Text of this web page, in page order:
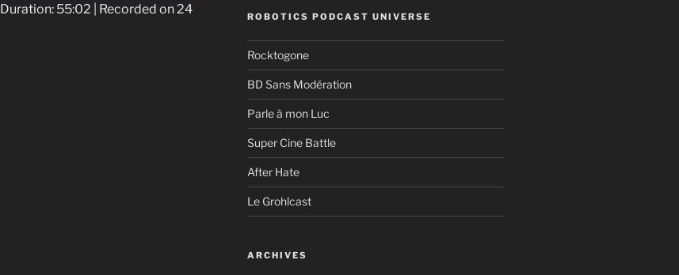
Duration: 55:02
Recorded on 24
ROBOTICS PODCAST UNIVERSE
Rocktogone
BD Sans Modération
Parle à mon Luc
Super Cine Battle
After Hate
Le Grohlcast
ARCHIVES